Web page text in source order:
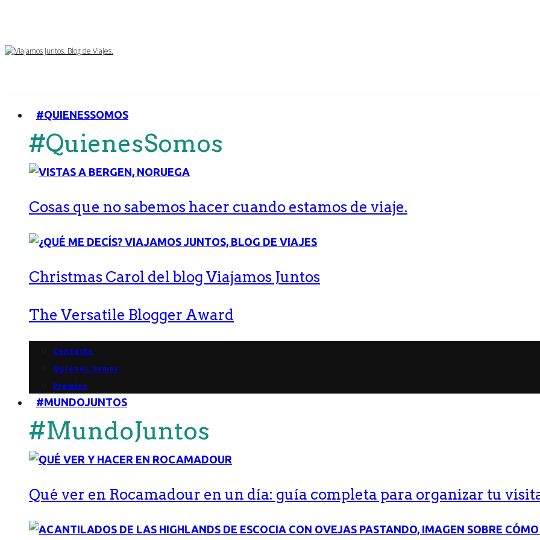
#QUIENESSOMOS
#QuienesSomos
Cosas que no sabemos hacer cuando estamos de viaje.
Christmas Carol del blog Viajamos Juntos
The Versatile Blogger Award
Contacto
Quienes Somos
Premios
#MUNDOJUNTOS
#MundoJuntos
Qué ver en Rocamadour en un día: guía completa para organizar tu